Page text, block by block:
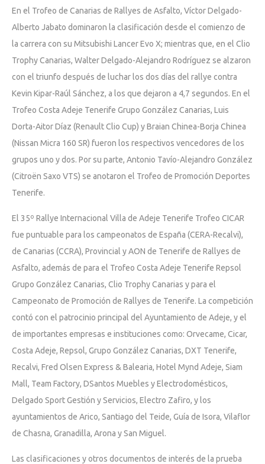
En el Trofeo de Canarias de Rallyes de Asfalto, Víctor Delgado-
Alberto Jabato dominaron la clasificación desde el comienzo de
la carrera con su Mitsubishi Lancer Evo X; mientras que, en el Clio
Trophy Canarias, Walter Delgado-Alejandro Rodríguez se alzaron
con el triunfo después de luchar los dos días del rallye contra
Kevin Kipar-Raúl Sánchez, a los que dejaron a 4,7 segundos. En el
Trofeo Costa Adeje Tenerife Grupo González Canarias, Luis
Dorta-Aitor Díaz (Renault Clio Cup) y Braian Chinea-Borja Chinea
(Nissan Micra 160 SR) fueron los respectivos vencedores de los
grupos uno y dos. Por su parte, Antonio Tavío-Alejandro González
(Citroën Saxo VTS) se anotaron el Trofeo de Promoción Deportes
Tenerife.
El 35º Rallye Internacional Villa de Adeje Tenerife Trofeo CICAR
fue puntuable para los campeonatos de España (CERA-Recalvi),
de Canarias (CCRA), Provincial y AON de Tenerife de Rallyes de
Asfalto, además de para el Trofeo Costa Adeje Tenerife Repsol
Grupo González Canarias, Clio Trophy Canarias y para el
Campeonato de Promoción de Rallyes de Tenerife. La competición
contó con el patrocinio principal del Ayuntamiento de Adeje, y el
de importantes empresas e instituciones como: Orvecame, Cicar,
Costa Adeje, Repsol, Grupo González Canarias, DXT Tenerife,
Recalvi, Fred Olsen Express & Balearia, Hotel Mynd Adeje, Siam
Mall, Team Factory, DSantos Muebles y Electrodomésticos,
Delgado Sport Gestión y Servicios, Electro Zafiro, y los
ayuntamientos de Arico, Santiago del Teide, Guía de Isora, Vilaflor
de Chasna, Granadilla, Arona y San Miguel.
Las clasificaciones y otros documentos de interés de la prueba